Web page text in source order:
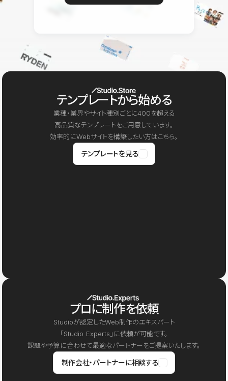
テンプレートから始める
業種・業界やサイト種別ごとに400を超える
高品質なテンプレートをご用意しています。
効率的にWebサイトを構築したい方はこちら。
テンプレートを見る
プロに制作を依頼
Studioが認定したWeb制作のエキスパート
「Studio Experts」に依頼が可能です。
課題や予算に合わせて最適なパートナーをご提案いたします。
制作会社・パートナーに相談する